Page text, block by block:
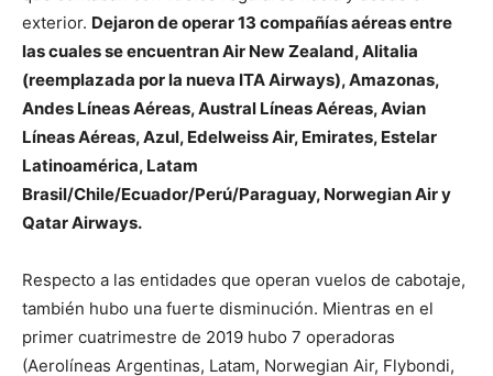
exterior. Dejaron de operar 13 compañías aéreas entre
las cuales se encuentran Air New Zealand, Alitalia
(reemplazada por la nueva ITA Airways), Amazonas,
Andes Líneas Aéreas, Austral Líneas Aéreas, Avian
Líneas Aéreas, Azul, Edelweiss Air, Emirates, Estelar
Latinoamérica, Latam
Brasil/Chile/Ecuador/Perú/Paraguay, Norwegian Air y
Qatar Airways.
Respecto a las entidades que operan vuelos de cabotaje,
también hubo una fuerte disminución. Mientras en el
primer cuatrimestre de 2019 hubo 7 operadoras
(Aerolíneas Argentinas, Latam, Norwegian Air, Flybondi,